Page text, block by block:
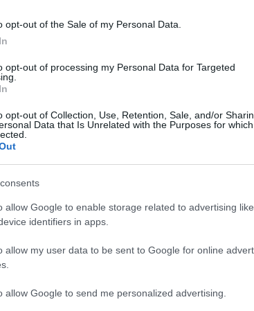
opt-out of the Sale of my Personal Data.
opt-out of processing my Personal Data for Targeted
opt-out of Collection, Use, Retention, Sale, and/or
Data that Is Unrelated with the Purposes for
allow Google to enable storage related to advertising
identifiers in apps.
allow my user data to be sent to Google for online
allow Google to send me personalized advertising.
legyen a Google-találatokban!